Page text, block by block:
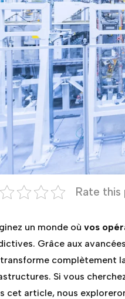
Rate this
un monde oùvos
Grâce aux
complètement
Si vous
cet article, nous